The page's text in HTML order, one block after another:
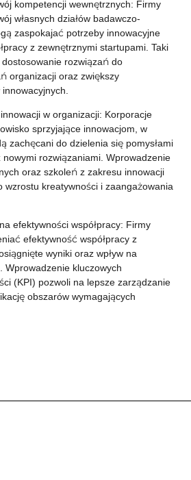
kompetencji wewnętrznych: Firmy
własnych działów badawczo-
zaspokajać potrzeby innowacyjne
z zewnętrznymi startupami. Taki
rozwiązań do
organizacji oraz zwiększy
w organizacji: Korporacje
sprzyjające innowacjom, w
zachęcani do dzielenia się pomysłami
rozwiązaniami. Wprowadzenie
oraz szkoleń z zakresu innowacji
wzrostu kreatywności i zaangażowania
efektywności współpracy: Firmy
efektywność współpracy z
wyniki oraz wpływ na
Wprowadzenie kluczowych
(KPI) pozwoli na lepsze zarządzanie
obszarów wymagających